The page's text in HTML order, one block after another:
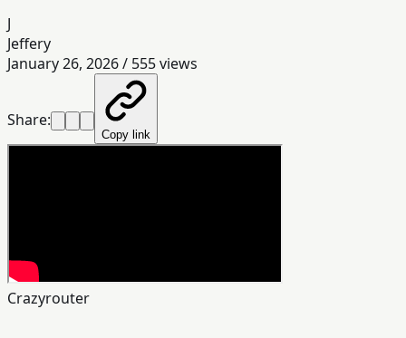
J
Jeffery
January 26, 2026/ 555views
Share:
Copy link
Crazyrouter